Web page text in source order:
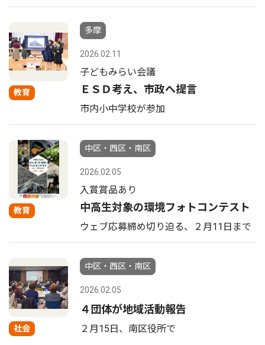
教育
多摩
2026.02.11
子どもみらい会議
ＥＳＤ考え、市政へ提言
市内小中学校が参加
教育
中区・西区・南区
2026.02.05
入賞賞品あり
中高生対象の環境フォトコンテスト
ウェブ応募締め切り迫る、２月11日まで
社会
中区・西区・南区
2026.02.05
４団体が地域活動報告
２月15日、南区役所で